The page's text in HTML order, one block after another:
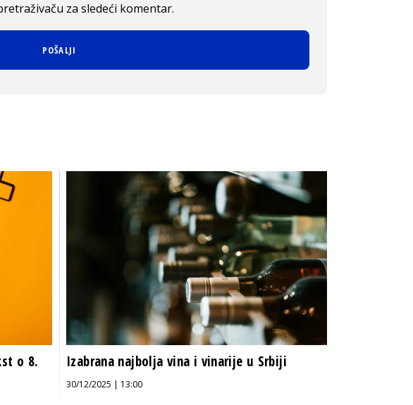
za sledeći komentar.
o 8.
Izabrana najbolja vina i vinarije u Srbiji
30/12/2025 | 13:00